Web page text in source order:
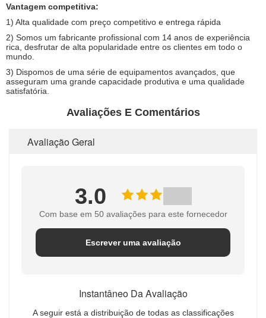
Vantagem competitiva:
1) Alta qualidade com preço competitivo e entrega rápida
2) Somos um fabricante profissional com 14 anos de experiência
rica, desfrutar de alta popularidade entre os clientes em todo o
mundo.
3) Dispomos de uma série de equipamentos avançados, que
asseguram uma grande capacidade produtiva e uma qualidade
satisfatória.
Avaliações E Comentários
Avaliação Geral
3.0
Com base em 50 avaliações para este fornecedor
Escrever uma avaliação
Instantâneo Da Avaliação
A seguir está a distribuição de todas as classificações